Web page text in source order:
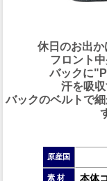
休日のお出
フロント
バックに
汗を吸
バックのベルトで
原産国
素 材 本体